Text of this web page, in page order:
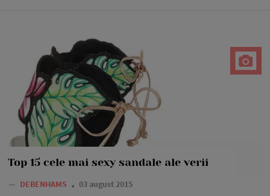
Top 15 cele mai sexy sandale ale verii
— DEBENHAMS 03 august 2015